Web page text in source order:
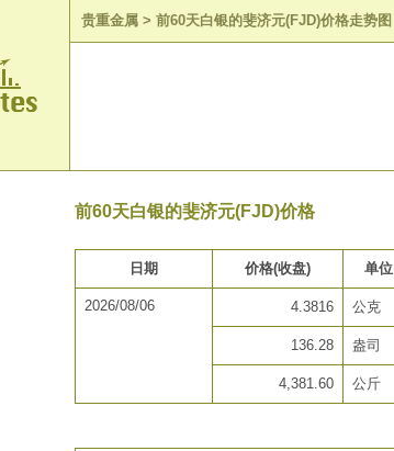
贵重金属 > 前60天白银的斐济元(FJD)价格走势图
前60天白银的斐济元(FJD)价格
日期 价格(收盘) 单位
2026/08/06 4.3816 公克
136.28 盎司
4,381.60 公斤